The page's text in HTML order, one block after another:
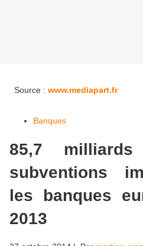
Source : www.mediapart.fr
Banques
85,7
subventions
les banques
2013